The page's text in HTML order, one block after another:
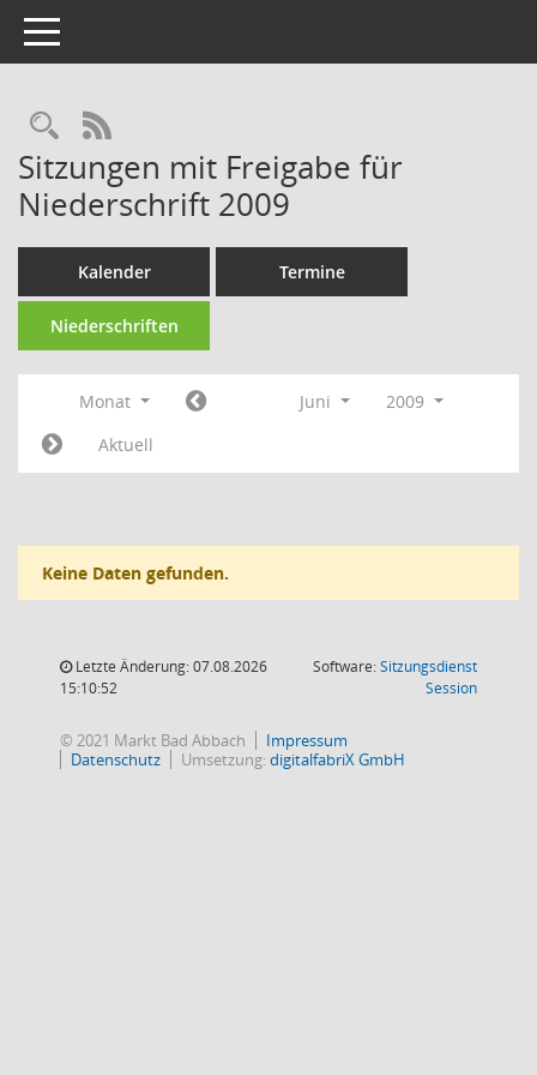
Toggle navigation
RSS-Feed
Sitzungen mit Freigabe für
Niederschrift 2009
Kalender Termine
Niederschriften
Monat Juni
2009
Aktuell
Keine Daten gefunden.
Letzte Änderung: 07.08.2026
15:10:52
Software:Sitzungsdienst
Session(Wird in
© 2021 Markt Bad Abbach
Impressum
Datenschutz
Umsetzung:digitalfabriX GmbH